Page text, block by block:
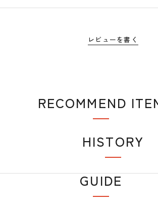
レビューを書く
RECOMMEND
HISTORY
GUIDE